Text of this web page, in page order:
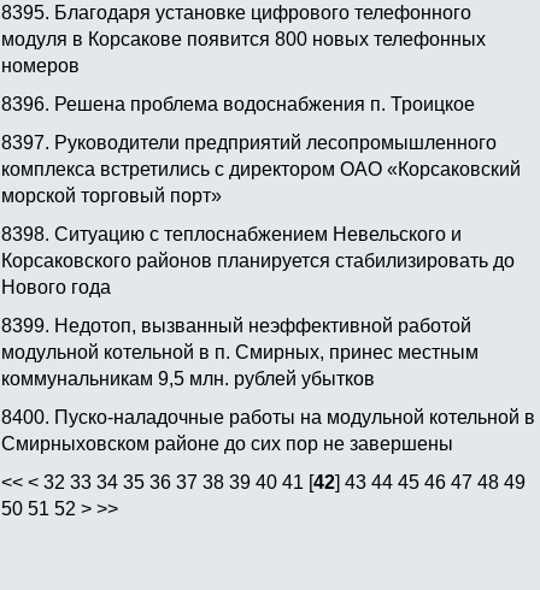
8395. Благодаря установке цифрового телефонного
модуля в Корсакове появится 800 новых телефонных
номеров
8396. Решена проблема водоснабжения п. Троицкое
8397. Руководители предприятий лесопромышленного
комплекса встретились с директором ОАО «Корсаковский
морской торговый порт»
8398. Ситуацию с теплоснабжением Невельского и
Корсаковского районов планируется стабилизировать до
Нового года
8399. Недотоп, вызванный неэффективной работой
модульной котельной в п. Смирных, принес местным
коммунальникам 9,5 млн. рублей убытков
8400. Пуско-наладочные работы на модульной котельной в
Смирныховском районе до сих пор не завершены
<< < 32 33 34 35 36 37 38 39 40 41 [42] 43 44 45 46 47 48 49
50 51 52 > >>